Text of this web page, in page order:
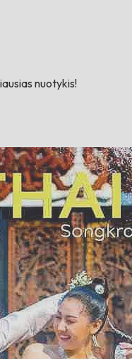
nuotykis!